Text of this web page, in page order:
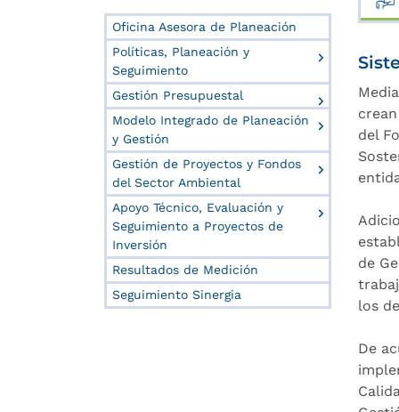
Oficina Asesora de Planeación
Políticas, Planeación y
Seguimiento
Gestión Presupuestal
Modelo Integrado de Planeación
y Gestión
Gestión de Proyectos y Fondos
del Sector Ambiental
Apoyo Técnico, Evaluación y
Seguimiento a Proyectos de
Inversión
Resultados de Medición
Seguimiento Sinergia
del
de
los
De